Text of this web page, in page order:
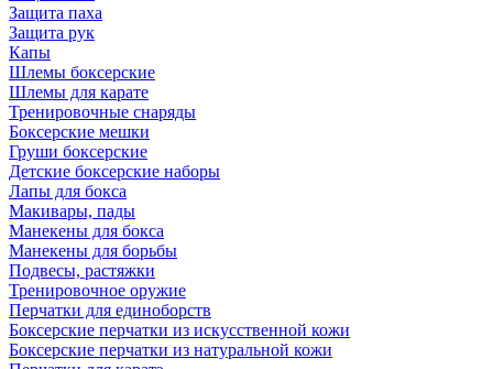
Защита паха
Защита рук
Капы
Шлемы боксерские
Шлемы для карате
Тренировочные снаряды
Боксерские мешки
Груши боксерские
Детские боксерские наборы
Лапы для бокса
Макивары, пады
Манекены для бокса
Манекены для борьбы
Подвесы, растяжки
Тренировочное оружие
Перчатки для единоборств
Боксерские перчатки из искусственной кожи
Боксерские перчатки из натуральной кожи